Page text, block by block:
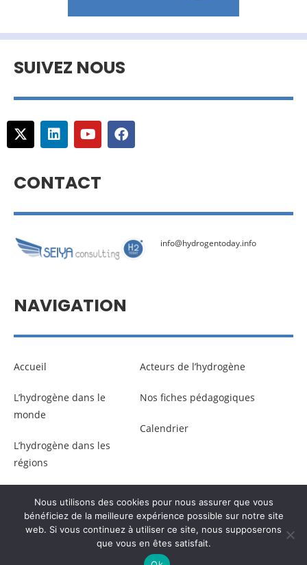
SUIVEZ NOUS
CONTACT
info@hydrogentoday.info
NAVIGATION
Accueil
L’hydrogène dans le
monde
L’hydrogène dans les
régions
Acteurs de l’hydrogène
Nos fiches pédagogiques
Calendrier
© Copyright –Communicaweb 2026
Gestion des données personnelles
Nous utilisons des cookies pour nous assurer que vous
bénéficiez de la meilleure expérience possible sur notre site
web. Si vous continuez à utiliser ce site, nous supposerons
que vous en êtes satisfait.